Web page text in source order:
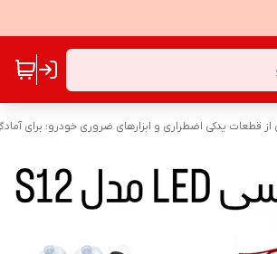
قطعات یدکی اضطراری و ابزارهای ضروری خودرو؛ برای